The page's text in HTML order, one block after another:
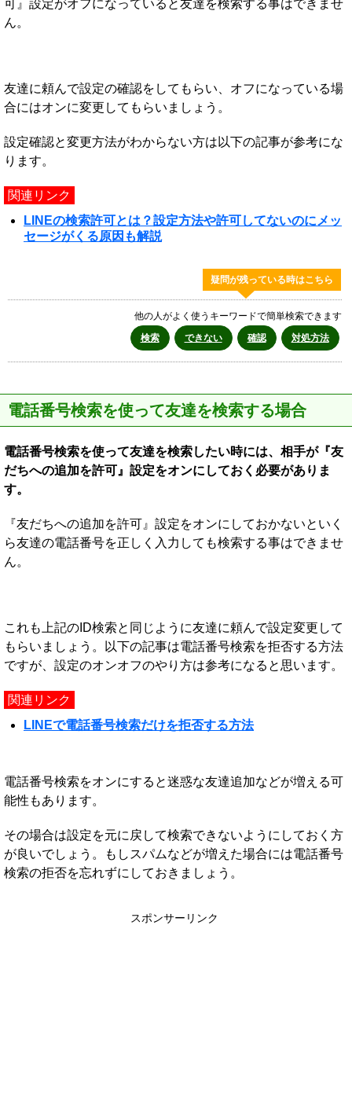
可』設定がオフになっていると友達を検索する事はできませ
ん。
友達に頼んで設定の確認をしてもらい、オフになっている場
合にはオンに変更してもらいましょう。
設定確認と変更方法がわからない方は以下の記事が参考にな
ります。
関連リンク
LINEの検索許可とは？設定方法や許可してないのにメッ
セージがくる原因も解説
疑問が残っている時はこちら
他の人がよく使うキーワードで簡単検索できます
検索
できない 確認 対処方法
電話番号検索を使って友達を検索する場合
電話番号検索を使って友達を検索したい時には、相手が『友
だちへの追加を許可』設定をオンにしておく必要がありま
す。
『友だちへの追加を許可』設定をオンにしておかないといく
ら友達の電話番号を正しく入力しても検索する事はできませ
ん。
これも上記のID検索と同じように友達に頼んで設定変更して
もらいましょう。以下の記事は電話番号検索を拒否する方法
ですが、設定のオンオフのやり方は参考になると思います。
関連リンク
LINEで電話番号検索だけを拒否する方法
電話番号検索をオンにすると迷惑な友達追加などが増える可
能性もあります。
その場合は設定を元に戻して検索できないようにしておく方
が良いでしょう。もしスパムなどが増えた場合には電話番号
検索の拒否を忘れずにしておきましょう。
スポンサーリンク